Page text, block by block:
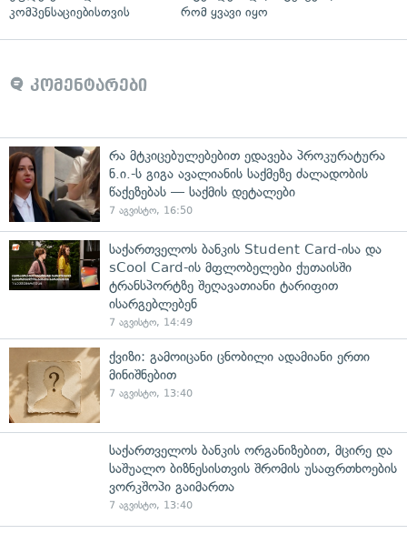
კომპენსაციებისთვის
რომ ყვავი იყო
კომენტარები
რა მტკიცებულებებით ედავება პროკურატურა
ნ.ი.-ს გიგა ავალიანის საქმეზე ძალადობის
წაქეზებას — საქმის დეტალები
7 აგვისტო, 16:50
საქართველოს ბანკის Student Card-ისა და
sCool Card-ის მფლობელები ქუთაისში
ტრანსპორტზე შეღავათიანი ტარიფით
ისარგებლებენ
7 აგვისტო, 14:49
ქვიზი: გამოიცანი ცნობილი ადამიანი ერთი
მინიშნებით
7 აგვისტო, 13:40
საქართველოს ბანკის ორგანიზებით, მცირე და
საშუალო ბიზნესისთვის შრომის უსაფრთხოების
ვორკშოპი გაიმართა
7 აგვისტო, 13:40